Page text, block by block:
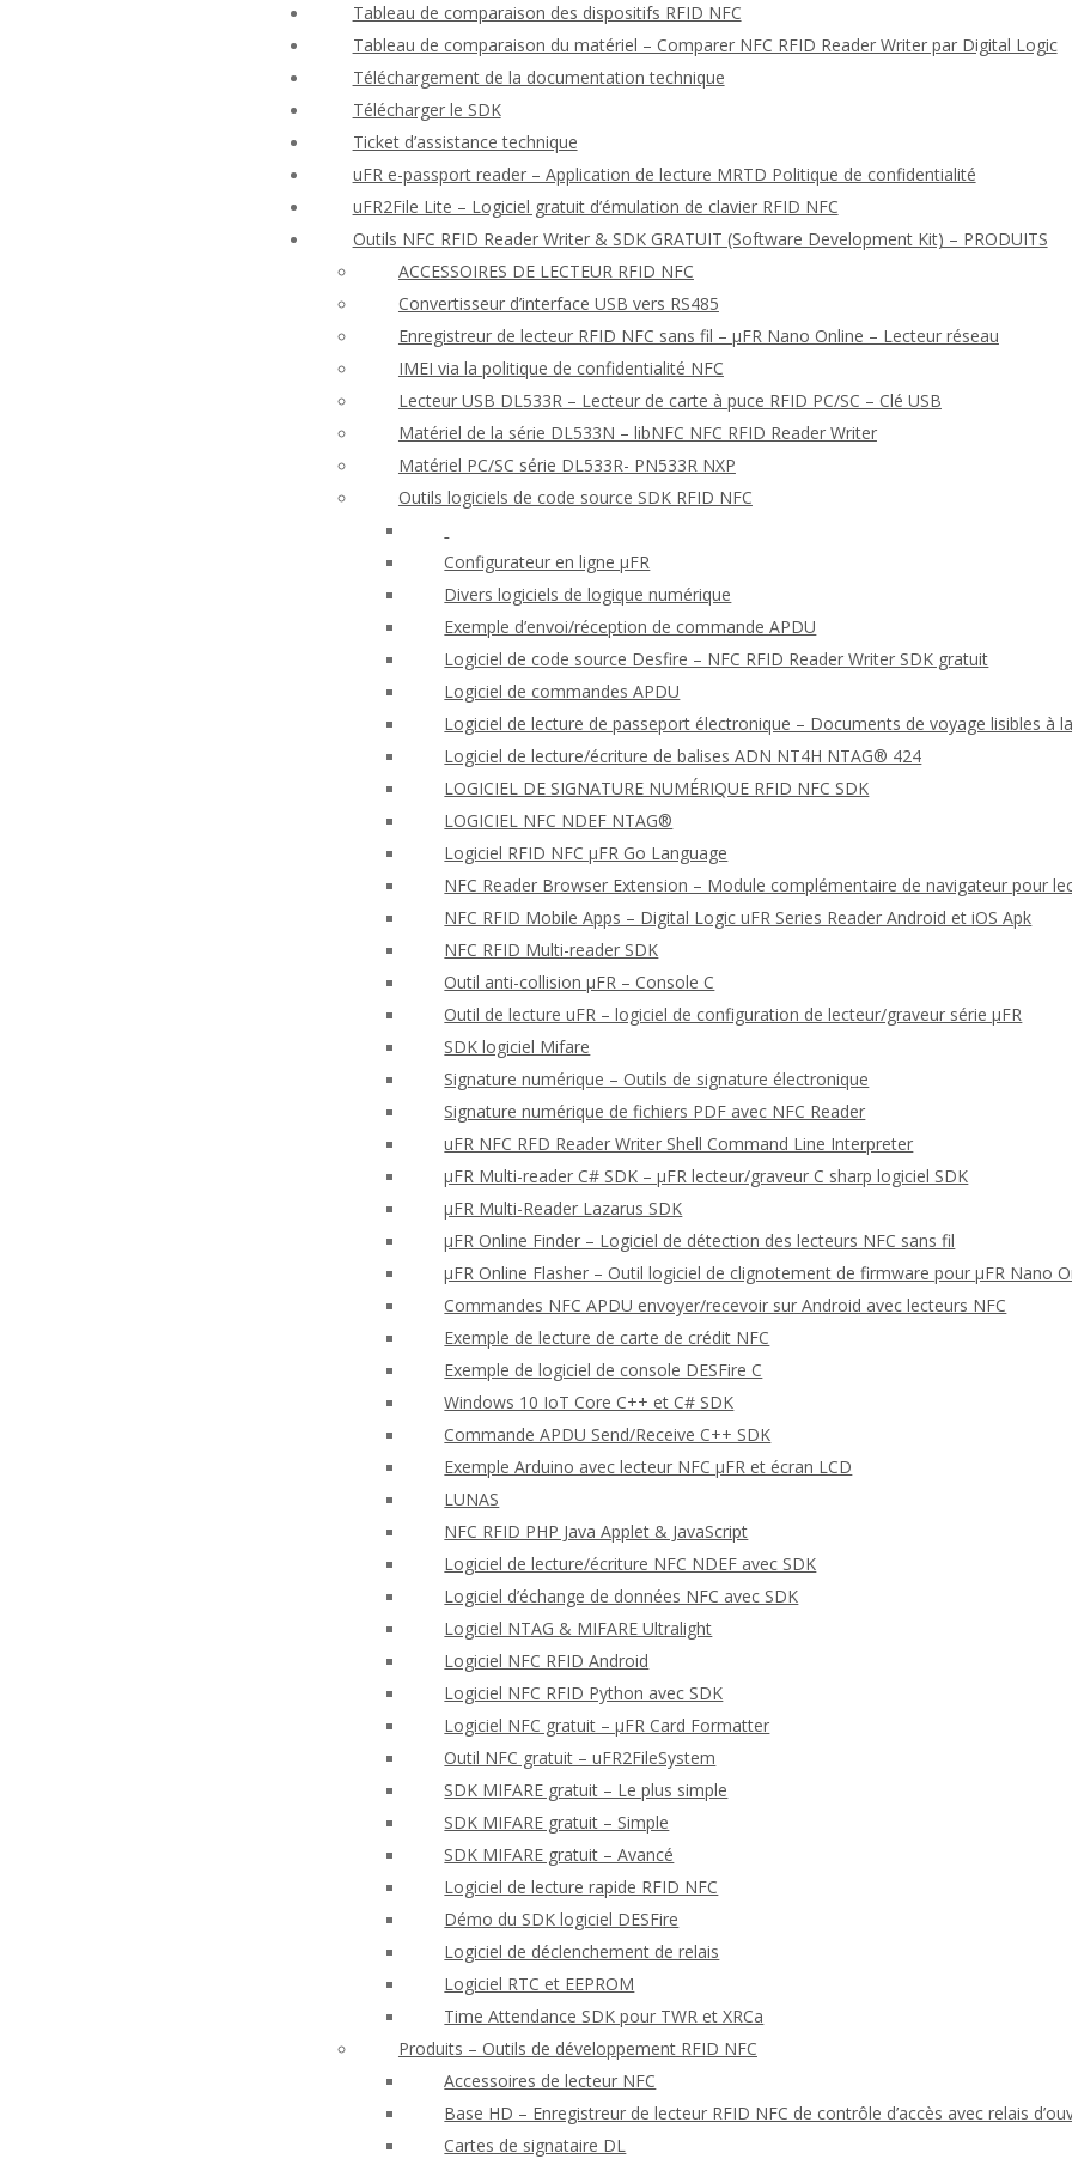
Tableau de comparaison des dispositifs RFID NFC
Tableau de comparaison du matériel – Comparer NFC RFID Reader Writer par Digital Logic
Téléchargement de la documentation technique
Télécharger le SDK
Ticket d’assistance technique
uFR e-passport reader – Application de lecture MRTD Politique de confidentialité
uFR2File Lite – Logiciel gratuit d’émulation de clavier RFID NFC
Outils NFC RFID Reader Writer & SDK GRATUIT (Software Development Kit) – PRODUITS
ACCESSOIRES DE LECTEUR RFID NFC
Convertisseur d’interface USB vers RS485
Enregistreur de lecteur RFID NFC sans fil – μFR Nano Online – Lecteur réseau
IMEI via la politique de confidentialité NFC
Lecteur USB DL533R – Lecteur de carte à puce RFID PC/SC – Clé USB
Matériel de la série DL533N – libNFC NFC RFID Reader Writer
Matériel PC/SC série DL533R- PN533R NXP
Outils logiciels de code source SDK RFID NFC
Configurateur en ligne μFR
Divers logiciels de logique numérique
Exemple d’envoi/réception de commande APDU
Logiciel de code source Desfire – NFC RFID Reader Writer SDK gratuit
Logiciel de commandes APDU
Logiciel de lecture de passeport électronique – Documents de voyage lisibles à
Logiciel de lecture/écriture de balises ADN NT4H NTAG® 424
LOGICIEL DE SIGNATURE NUMÉRIQUE RFID NFC SDK
LOGICIEL NFC NDEF NTAG®
Logiciel RFID NFC μFR Go Language
NFC Reader Browser Extension – Module complémentaire de navigateur pour
NFC RFID Mobile Apps – Digital Logic uFR Series Reader Android et iOS Apk
NFC RFID Multi-reader SDK
Outil anti-collision μFR – Console C
Outil de lecture uFR – logiciel de configuration de lecteur/graveur série μFR
SDK logiciel Mifare
Signature numérique – Outils de signature électronique
Signature numérique de fichiers PDF avec NFC Reader
uFR NFC RFD Reader Writer Shell Command Line Interpreter
μFR Multi-reader C# SDK – μFR lecteur/graveur C sharp logiciel SDK
μFR Multi-Reader Lazarus SDK
μFR Online Finder – Logiciel de détection des lecteurs NFC sans fil
μFR Online Flasher – Outil logiciel de clignotement de firmware pour μFR Nano
Commandes NFC APDU envoyer/recevoir sur Android avec lecteurs NFC
Exemple de lecture de carte de crédit NFC
Exemple de logiciel de console DESFire C
Windows 10 IoT Core C++ et C# SDK
Commande APDU Send/Receive C++ SDK
Exemple Arduino avec lecteur NFC μFR et écran LCD
LUNAS
NFC RFID PHP Java Applet & JavaScript
Logiciel de lecture/écriture NFC NDEF avec SDK
Logiciel d’échange de données NFC avec SDK
Logiciel NTAG & MIFARE Ultralight
Logiciel NFC RFID Android
Logiciel NFC RFID Python avec SDK
Logiciel NFC gratuit – μFR Card Formatter
Outil NFC gratuit – uFR2FileSystem
SDK MIFARE gratuit – Le plus simple
SDK MIFARE gratuit – Simple
SDK MIFARE gratuit – Avancé
Logiciel de lecture rapide RFID NFC
Démo du SDK logiciel DESFire
Logiciel de déclenchement de relais
Logiciel RTC et EEPROM
Time Attendance SDK pour TWR et XRCa
Produits – Outils de développement RFID NFC
Accessoires de lecteur NFC
Base HD – Enregistreur de lecteur RFID NFC de contrôle d’accès avec relais
Cartes de signataire DL